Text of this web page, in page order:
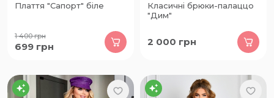
Плаття "Сапорт" біле
1 400грн
699 грн
Класичні брюки-палаццо
"Дим"
2 000 грн